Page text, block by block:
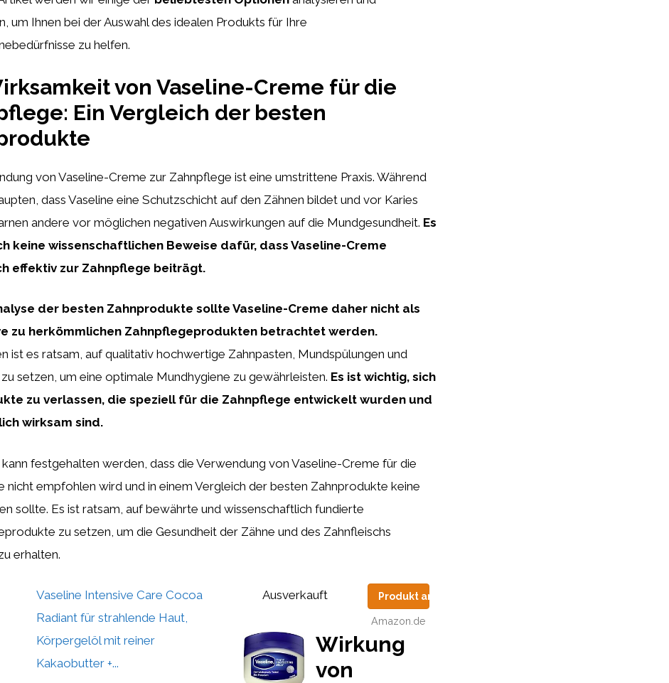
um Ihnen bei der Auswahl des idealen Produkts für Ihre
zu helfen.
von Vaseline-Creme für die
Ein Vergleich der besten
von Vaseline-Creme zur Zahnpflege ist eine umstrittene Praxis. Während
dass Vaseline eine Schutzschicht auf den Zähnen bildet und vor Karies
andere vor möglichen negativen Auswirkungen auf die Mundgesundheit. Es
keine wissenschaftlichen Beweise dafür, dass Vaseline-Creme
effektiv zur Zahnpflege beiträgt.
der besten Zahnprodukte sollte Vaseline-Creme daher nicht als
zu herkömmlichen Zahnpflegeprodukten betrachtet werden.
ist es ratsam, auf qualitativ hochwertige Zahnpasten, Mundspülungen und
setzen, um eine optimale Mundhygiene zu gewährleisten. Es ist wichtig, sich
zu verlassen, die speziell für die Zahnpflege entwickelt wurden und
wirksam sind.
festgehalten werden, dass die Verwendung von Vaseline-Creme für die
nicht empfohlen wird und in einem Vergleich der besten Zahnprodukte keine
sollte. Es ist ratsam, auf bewährte und wissenschaftlich fundierte
zu setzen, um die Gesundheit der Zähne und des Zahnfleischs
erhalten.
Vaseline Intensive Care Cocoa
Radiant für strahlende Haut,
Körpergelöl mit reiner
Kakaobutter +...
Ausverkauft Produkt anzeigen
Amazon.de
Wirkung
von